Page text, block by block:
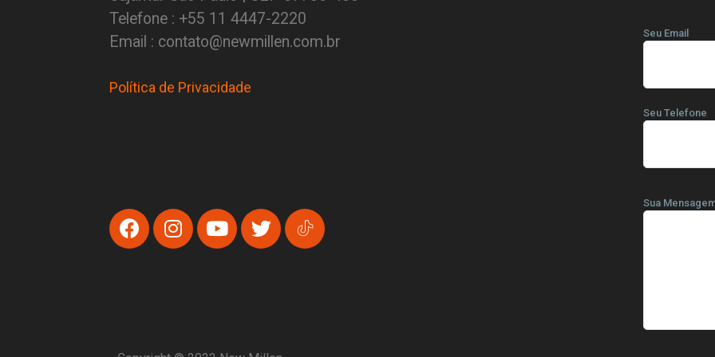
Telefone : +55 11 4447-2220
Email : contato@newmillen.com.br
Política de Privacidade
Seu Email
Seu Telefone
Sua